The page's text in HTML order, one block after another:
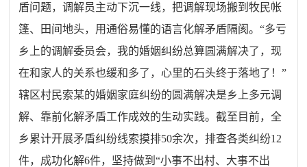
盾问题，调解员主动下沉一线，把调解现场搬到牧民帐
篷、田间地头，用通俗易懂的语言化解矛盾隔阂。“多亏
乡上的调解委员会，我的婚姻纠纷总算圆满解决了，现
在和家人的关系也缓和多了，心里的石头终于落地了！”
辖区村民索某的婚姻家庭纠纷的圆满解决是乡上多元调
解、靠前化解矛盾工作成效的生动实践。截至目前，全
乡累计开展矛盾纠纷线索摸排50余次，排查各类纠纷12
件，成功化解6件，坚持做到“小事不出村、大事不出